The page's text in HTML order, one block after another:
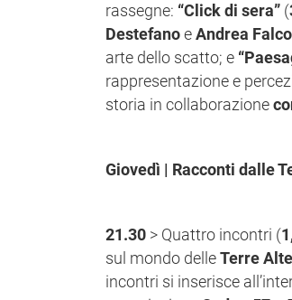
rassegne: “Click di sera” (
DestefanoeAndrea
arte dello scatto; e
rappresentazione e
storia in collaborazione
Giovedì | Racconti dalle
21.30 > Quattro incontri (
sul mondo delleTerre Alte
incontri si inserisce